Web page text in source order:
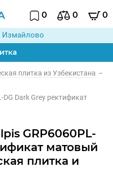
0 0 0
Измайлово
плитка из Узбекистана –
DG Dark Grey ректификат
GRP6060PL-
матовый
плитка и